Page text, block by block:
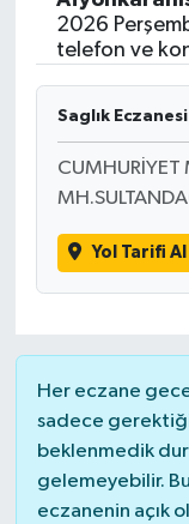
2026
telefon ve
Saglık Eczanesi
CUMHURİYET
Yol Tarifi Al
Her eczane
sadece
beklenmedik
gelemeyebilir.
eczanenin açık